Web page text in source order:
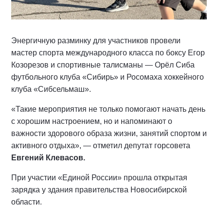
Энергичную разминку для участников провели
мастер спорта международного класса по боксу Егор
Козорезов и спортивные талисманы — Орёл Сиба
футбольного клуба «Сибирь» и Росомаха хоккейного
клуба «Сибсельмаш».
«Такие мероприятия не только помогают начать день
с хорошим настроением, но и напоминают о
важности здорового образа жизни, занятий спортом и
активного отдыха», — отметил депутат горсовета
Евгений Клевасов.
При участии «Единой России» прошла открытая
зарядка у здания правительства Новосибирской
области.